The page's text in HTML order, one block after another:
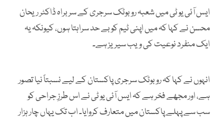
ایس آئی یو ٹی میں شعبہ روبوٹک سرجری کے سربراہ ڈاکٹر ریحان
محسن نے کہا کہ میں اپنی ٹیم کو بے حد سراہتا ہوں، کیونکہ یہ
ایک منفرد نوعیت کی ویب سیریز ہے۔
انہوں نے کہا کہ روبوٹک سرجری پاکستان کے لیے نسبتاً نیا تصور
ہے، اور مجھے فخر ہے کہ ایس آئی یو ٹی نے اس طرزِ جراحی کو
سب سے پہلے پاکستان میں متعارف کروایا۔ اب تک یہاں چار ہزار